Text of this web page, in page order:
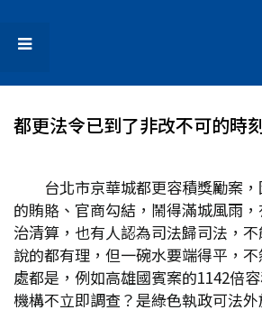
都更法令已到了非改不可的時
台北市京華城都更容積獎勵案
的賄賂、官商勾結，鬧得滿城風雨
治清算，也有人認為司法歸司法，
說的都有理，但一碗水要端得平，
處都是，例如高雄國賓案的1142倍
機構不立即調查？是綠色執政可法外